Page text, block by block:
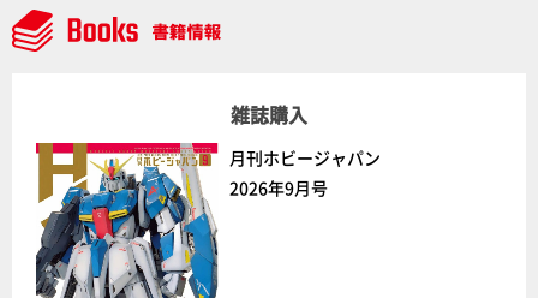
雑誌購入
月刊ホビージャパン
2026年9月号